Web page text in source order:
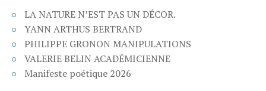
LA NATURE N’EST PAS UN DÉCOR.
YANN ARTHUS BERTRAND
PHILIPPE GRONON MANIPULATIONS
VALERIE BELIN ACADÉMICIENNE
Manifeste poétique 2026